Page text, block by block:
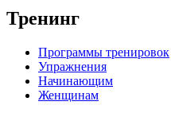
Тренинг
Программы тренировок
Упражнения
Начинающим
Женщинам